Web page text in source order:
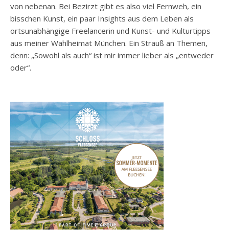
von nebenan. Bei Bezirzt gibt es also viel Fernweh, ein
bisschen Kunst, ein paar Insights aus dem Leben als
ortsunabhängige Freelancerin und Kunst- und Kulturtipps
aus meiner Wahlheimat München. Ein Strauß an Themen,
denn: „Sowohl als auch“ ist mir immer lieber als „entweder
oder“.